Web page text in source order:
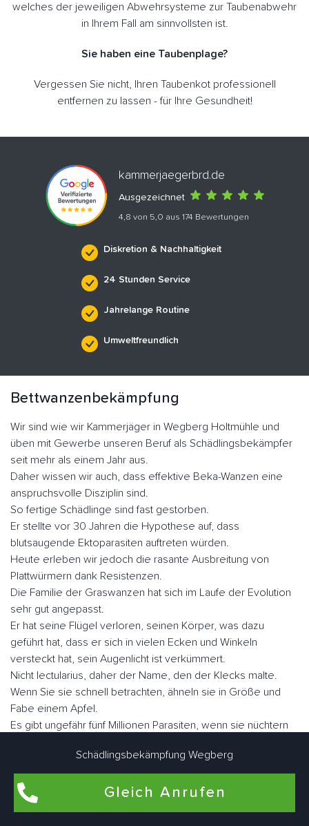
welches der jeweiligen Abwehrsysteme zur Taubenabwehr
in Ihrem Fall am sinnvollsten ist.
Sie haben eine Taubenplage?
Vergessen Sie nicht, Ihren Taubenkot professionell
entfernen zu lassen - für Ihre Gesundheit!
kammerjaegerbrd.de
Ausgezeichnet
4,8 von 5,0 aus 174 Bewertungen
Diskretion & Nachhaltigkeit
24 Stunden Service
Jahrelange Routine
Umweltfreundlich
Bettwanzenbekämpfung
Wir sind wie wir Kammerjäger in Wegberg Holtmühle und
üben mit Gewerbe unseren Beruf als Schädlingsbekämpfer
seit mehr als einem Jahr aus.
Daher wissen wir auch, dass effektive Beka-Wanzen eine
anspruchsvolle Disziplin sind.
So fertige Schädlinge sind fast gestorben.
Er stellte vor 30 Jahren die Hypothese auf, dass
blutsaugende Ektoparasiten auftreten würden.
Heute erleben wir jedoch die rasante Ausbreitung von
Plattwürmern dank Resistenzen.
Die Familie der Graswanzen hat sich im Laufe der Evolution
sehr gut angepasst.
Er hat seine Flügel verloren, seinen Körper, was dazu
geführt hat, dass er sich in vielen Ecken und Winkeln
versteckt hat, sein Augenlicht ist verkümmert.
Nicht lectularius, daher der Name, den der Klecks malte.
Wenn Sie sie schnell betrachten, ähneln sie in Größe und
Fabe einem Apfel.
Es gibt ungefähr fünf Millionen Parasiten, wenn sie nüchtern
Der Mensch ist der Hauptwirt blutsaugender Ektoparasiten.
Schädlingsbekämpfung Wegberg
Gleich Anrufen